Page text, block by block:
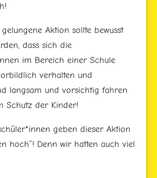
Aktion sollte bewusst
dass sich die
im Bereich einer Schule
verhalten und
langsam und vorsichtig fahren
Schutz der Kinder!
geben dieser Aktion
hoch“! Denn wir hatten auch viel